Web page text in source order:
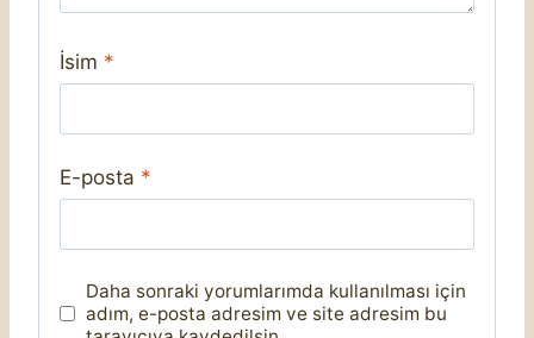
İsim *
E-posta *
Daha sonraki yorumlarımda kullanılması için
adım, e-posta adresim ve site adresim bu